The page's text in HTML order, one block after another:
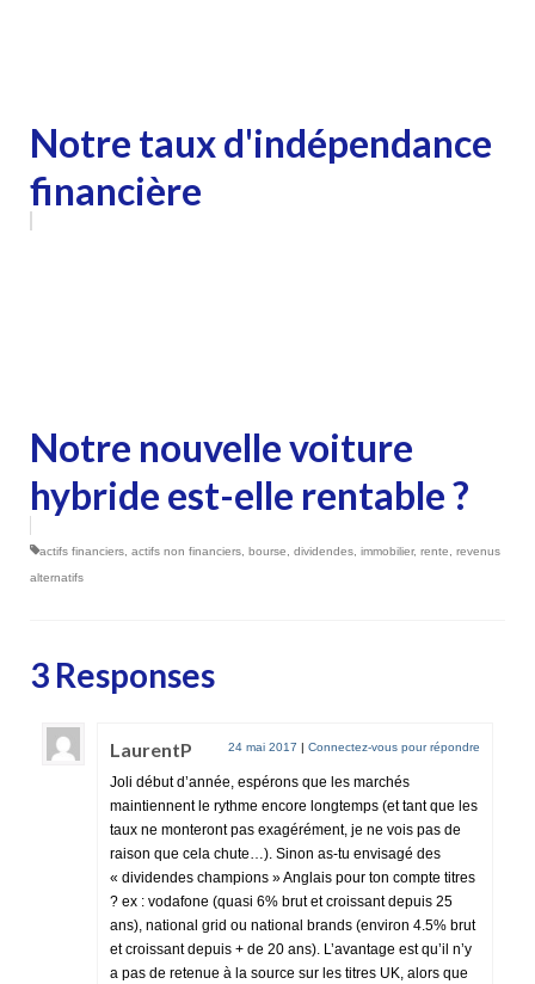
Notre taux d'indépendance
financière
Notre nouvelle voiture
hybride est-elle rentable ?
actifs financiers actifs non financiers bourse dividendes immobilier, rente
revenus
alternatifs
3 Responses
LaurentP 24 mai 2017 | Connectez-vous pour répondre
Joli début d’année, espérons que les marchés
maintiennent le rythme encore longtemps (et tant que les
taux ne monteront pas exagérément, je ne vois pas de
raison que cela chute…). Sinon as-tu envisagé des
« dividendes champions » Anglais pour ton compte titres
? ex : vodafone (quasi 6% brut et croissant depuis 25
ans), national grid ou national brands (environ 4.5% brut
et croissant depuis + de 20 ans). L’avantage est qu’il n’y
a pas de retenue à la source sur les titres UK, alors que